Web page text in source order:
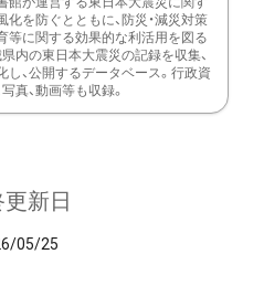
化を防ぐとともに、防災・減災対策
等に関する効果的な利活用を図る
県内の東日本大震災の記録を収集、
し、公開するデータベース。行政資
真、動画等も収録。
新日
05/25